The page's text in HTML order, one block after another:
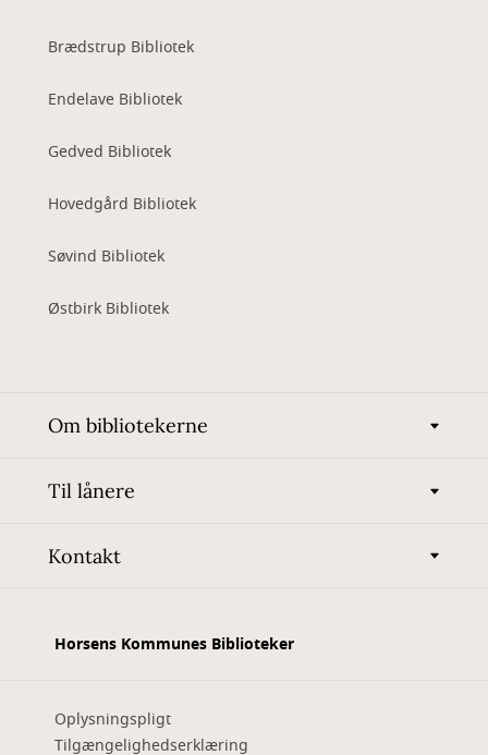
Brædstrup Bibliotek
Endelave Bibliotek
Gedved Bibliotek
Hovedgård Bibliotek
Søvind Bibliotek
Østbirk Bibliotek
Om bibliotekerne
Til lånere
Kontakt
Horsens Kommunes Biblioteker
Oplysningspligt
Tilgængelighedserklæring